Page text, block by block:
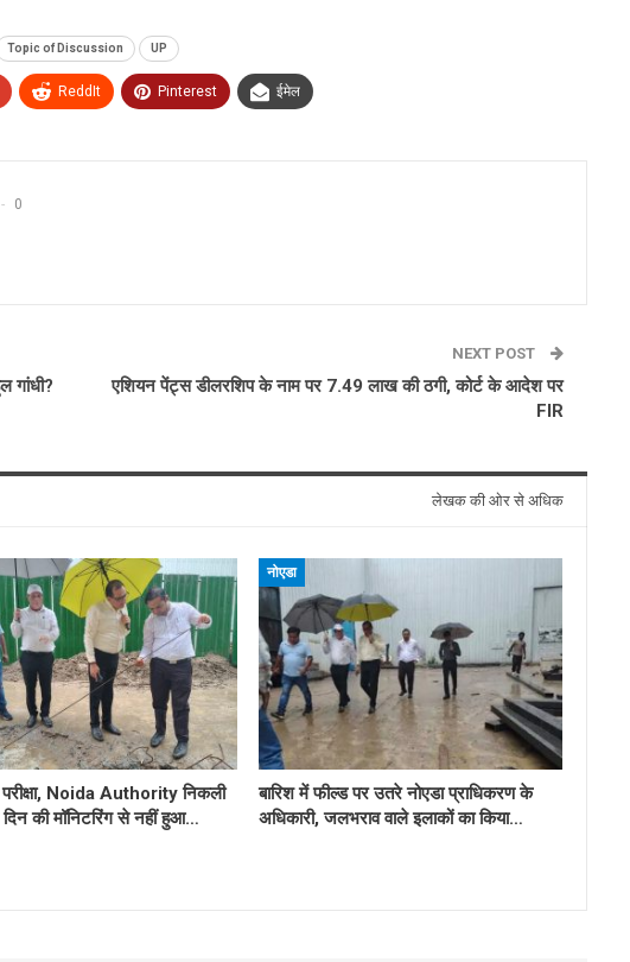
Topic of Discussion UP
ReddIt Pinterest ईमेल
0
गांधी?
NEXT POST
एशियन पेंट्स डीलरशिप के नाम पर 7.49 लाख की ठगी, कोर्ट के आदेश पर
FIR
लेखक की ओर से अधिक
परीक्षा, Noida Authority निकली
की मॉनिटरिंग से नहीं हुआ…
नोएडा
बारिश में फील्ड पर उतरे नोएडा प्राधिकरण के
अधिकारी, जलभराव वाले इलाकों का किया…